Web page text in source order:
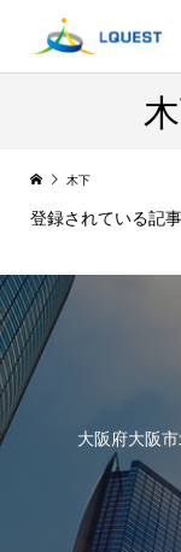
木下
登録されている記
大阪府大阪